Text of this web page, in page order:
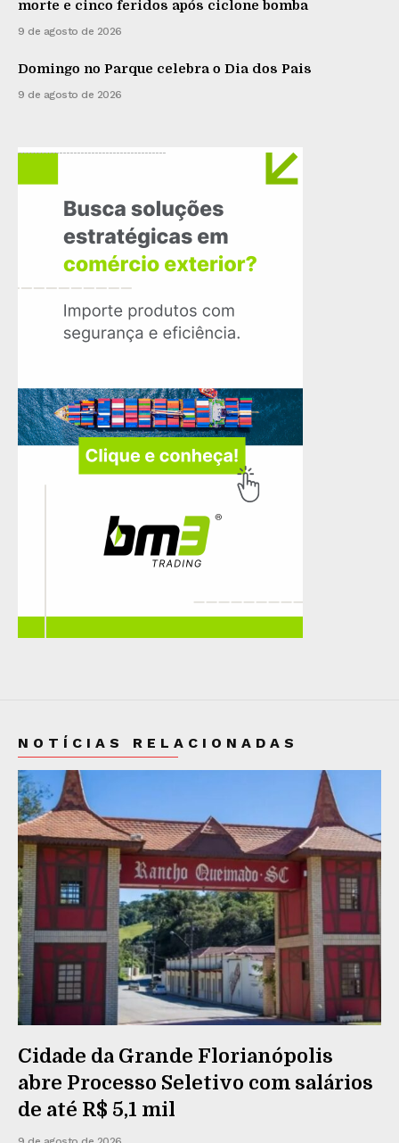
morte e cinco feridos após ciclone bomba
9 de agosto de 2026
Domingo no Parque celebra o Dia dos Pais
9 de agosto de 2026
NOTÍCIAS RELACIONADAS
Cidade da Grande Florianópolis
abre Processo Seletivo com salários
de até R$ 5,1 mil